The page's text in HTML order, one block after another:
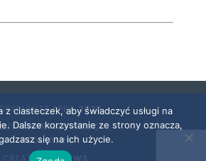
APRA2026
PRYWATNOŚCI
REGULAMIN
CREATED BYSNWS.
z ciasteczek, aby świadczyć usługi na
Dalsze korzystanie ze strony oznacza,
się na ich użycie.